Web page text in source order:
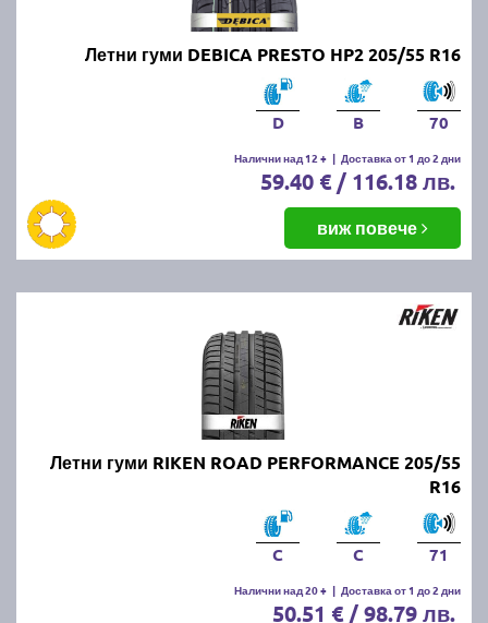
Летни гуми DEBICA PRESTO HP2 205/55 R16
D B 70
Налични над 12 + | Доставка от 1 до 2 дни
59.40 € / 116.18 лв.
виж повече
Летни гуми RIKEN ROAD PERFORMANCE 205/55
R16
C C 71
Налични над 20 + | Доставка от 1 до 2 дни
50.51 € / 98.79 лв.